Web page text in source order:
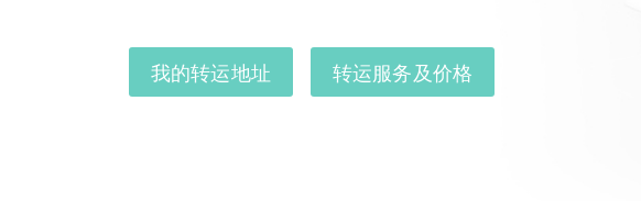
我的转运地址 转运服务及价格